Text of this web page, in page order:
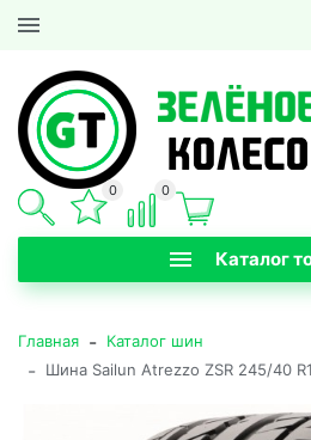
Каталог
0 0
Главная - Каталог шин
- Шина Sailun Atrezzo ZSR 245/40